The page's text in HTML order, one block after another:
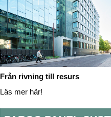
Från rivning till resurs
Läs mer här!